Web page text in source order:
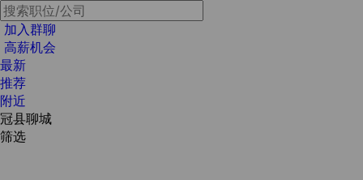
加入群聊
高薪机会
最新
推荐
附近
冠县聊城
筛选